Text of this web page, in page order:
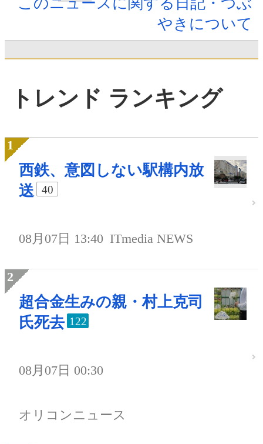
やきについて
トレンド ランキング
西鉄、意図しない駅構内放
送
40
08月07日 13:40 ITmedia NEWS
超合金生みの親・村上克司
氏死去 122
08月07日 00:30
オリコンニュース